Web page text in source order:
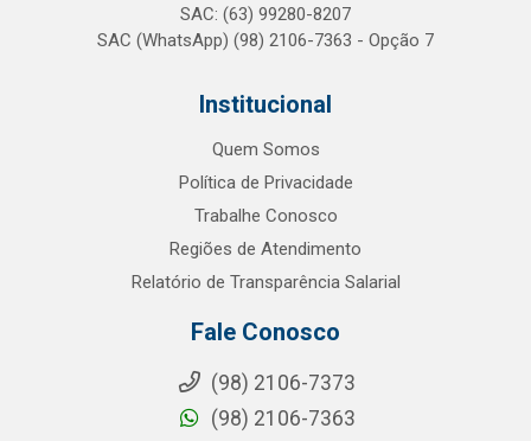
SAC: (63) 99280-8207
SAC (WhatsApp) (98) 2106-7363 - Opção 7
Institucional
Quem Somos
Política de Privacidade
Trabalhe Conosco
Regiões de Atendimento
Relatório de Transparência Salarial
Fale Conosco
(98) 2106-7373
(98) 2106-7363